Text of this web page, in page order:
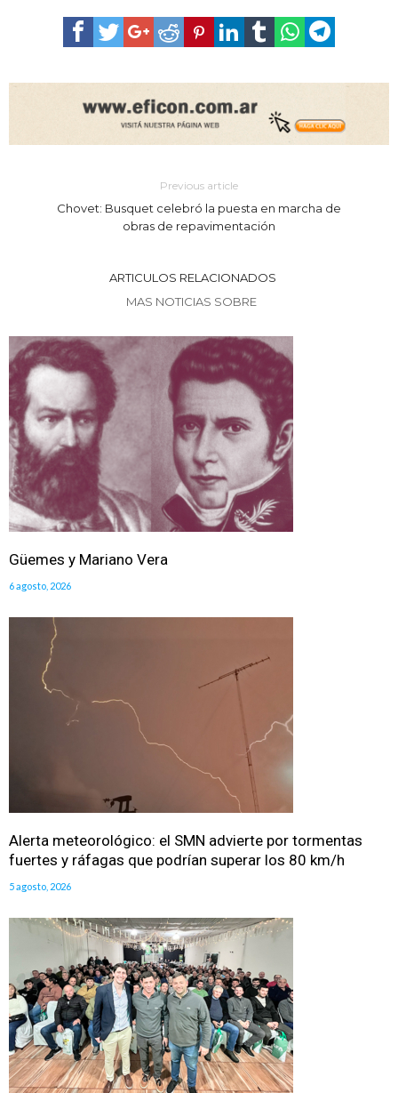
Previous article
Chovet: Busquet celebró la puesta en marcha de
obras de repavimentación
ARTICULOS RELACIONADOS
MAS NOTICIAS SOBRE
Güemes y Mariano Vera
6 agosto, 2026
Alerta meteorológico: el SMN advierte por tormentas
fuertes y ráfagas que podrían superar los 80 km/h
5 agosto, 2026